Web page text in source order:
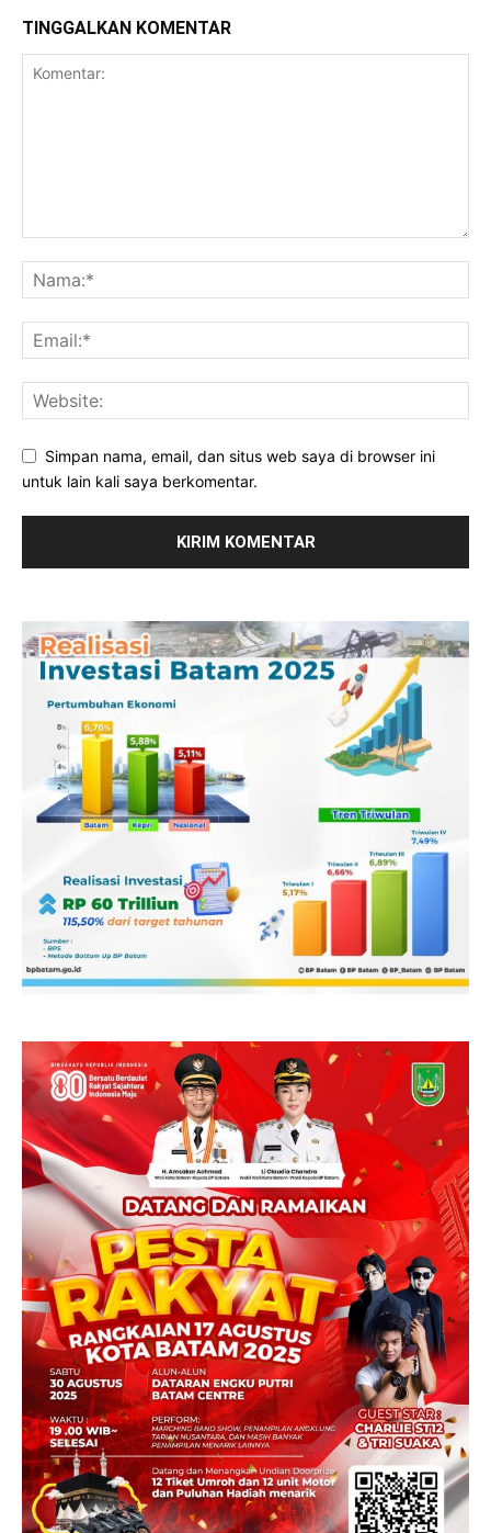
TINGGALKAN KOMENTAR
Simpan nama, email, dan situs web saya di browser ini
untuk lain kali saya berkomentar.